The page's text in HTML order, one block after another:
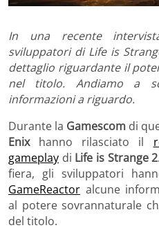
In una recente
sviluppatori di Life is
dettaglio riguardante il
nel titolo. Andiamo a
informazioni a riguardo.
Durante la Gamescom di
Enixhanno rilasciato il
gameplay di Life is Strange 2
fiera, gli sviluppatori
GameReactor alcune
al potere sovrannaturale
del titolo.